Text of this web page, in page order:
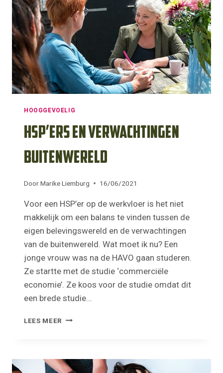
HOOGGEVOELIG
HSP’ers en verwachtingen
buitenwereld
DoorMarike Liemburg 16/06/2021
Voor een HSP’er op de werkvloer is het niet
makkelijk om een balans te vinden tussen de
eigen belevingswereld en de verwachtingen
van de buitenwereld. Wat moet ik nu? Een
jonge vrouw was na de HAVO gaan studeren.
Ze startte met de studie ‘commerciële
economie’. Ze koos voor de studie omdat dit
een brede studie…
LEES MEER HSP’ERS